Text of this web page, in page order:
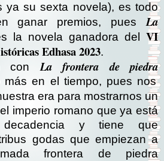
ya su sexta novela), es todo
ganar premios, pues
La
la novela ganadora del VI
Edhasa 2023.
con La frontera de piedra
más en el tiempo, pues nos
era para mostrarnos un
imperio romano que ya está
y tiene que
godas que empiezan a
frontera de piedra